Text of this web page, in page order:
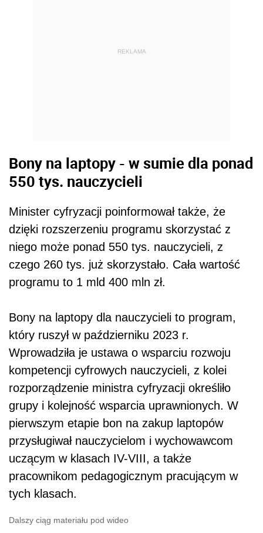
REKLAMA
Bony na laptopy - w sumie dla ponad
550 tys. nauczycieli
Minister cyfryzacji poinformował także, że
dzięki rozszerzeniu programu skorzystać z
niego może ponad 550 tys. nauczycieli, z
czego 260 tys. już skorzystało. Cała wartość
programu to 1 mld 400 mln zł.
Bony na laptopy dla nauczycieli to program,
który ruszył w październiku 2023 r.
Wprowadziła je ustawa o wsparciu rozwoju
kompetencji cyfrowych nauczycieli, z kolei
rozporządzenie ministra cyfryzacji określiło
grupy i kolejność wsparcia uprawnionych. W
pierwszym etapie bon na zakup laptopów
przysługiwał nauczycielom i wychowawcom
uczącym w klasach IV-VIII, a także
pracownikom pedagogicznym pracującym w
tych klasach.
Dalszy ciąg materiału pod wideo